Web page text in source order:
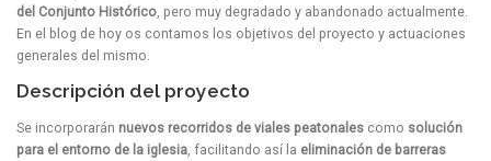
del Conjunto Histórico, pero muy degradado y abandonado actualmente.
En el blog de hoy os contamos los objetivos del proyecto y actuaciones
generales del mismo.
Descripción del proyecto
Se incorporarán nuevos recorridos de viales peatonales como solución
para el entorno de la iglesia , facilitando así la eliminación de barreras